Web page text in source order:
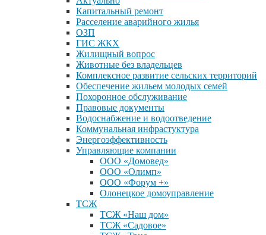
Капитальный ремонт
Расселение аварийного жилья
ОЗП
ГИС ЖКХ
Жилищный вопрос
Животные без владельцев
Комплексное развитие сельских территорий
Обеспечение жильем молодых семей
Похоронное обслуживание
Правовые документы
Водоснабжение и водоотведение
Коммунальная инфрастуктура
Энергоэффективность
Управляющие компании
ООО «Домовед»
ООО «Олимп»
ООО «Форум +»
Олонецкое домоуправление
ТСЖ
ТСЖ «Наш дом»
ТСЖ «Садовое»